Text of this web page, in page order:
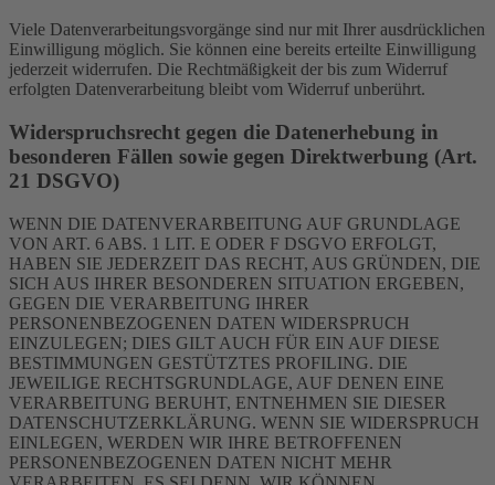
Viele Datenverarbeitungsvorgänge sind nur mit Ihrer ausdrücklichen
Einwilligung möglich. Sie können eine bereits erteilte Einwilligung
jederzeit widerrufen. Die Rechtmäßigkeit der bis zum Widerruf
erfolgten Datenverarbeitung bleibt vom Widerruf unberührt.
Widerspruchsrecht gegen die Datenerhebung in
besonderen Fällen sowie gegen Direktwerbung (Art.
21 DSGVO)
WENN DIE DATENVERARBEITUNG AUF GRUNDLAGE
VON ART. 6 ABS. 1 LIT. E ODER F DSGVO ERFOLGT,
HABEN SIE JEDERZEIT DAS RECHT, AUS GRÜNDEN, DIE
SICH AUS IHRER BESONDEREN SITUATION ERGEBEN,
GEGEN DIE VERARBEITUNG IHRER
PERSONENBEZOGENEN DATEN WIDERSPRUCH
EINZULEGEN; DIES GILT AUCH FÜR EIN AUF DIESE
BESTIMMUNGEN GESTÜTZTES PROFILING. DIE
JEWEILIGE RECHTSGRUNDLAGE, AUF DENEN EINE
VERARBEITUNG BERUHT, ENTNEHMEN SIE DIESER
DATENSCHUTZERKLÄRUNG. WENN SIE WIDERSPRUCH
EINLEGEN, WERDEN WIR IHRE BETROFFENEN
PERSONENBEZOGENEN DATEN NICHT MEHR